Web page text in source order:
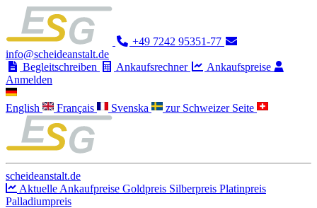
+49 7242 95351-77
info@scheideanstalt.de
Begleitschreiben
Ankaufsrechner
Ankaufspreise
Anmelden
English Français Svenska zur Schweizer Seite
scheideanstalt.de
Aktuelle Ankaufpreise Goldpreis Silberpreis Platinpreis
Palladiumpreis